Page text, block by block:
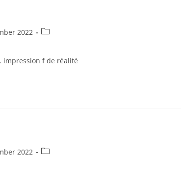
2022
Beitrags-
impression f de réalité
2022
Beitrags-